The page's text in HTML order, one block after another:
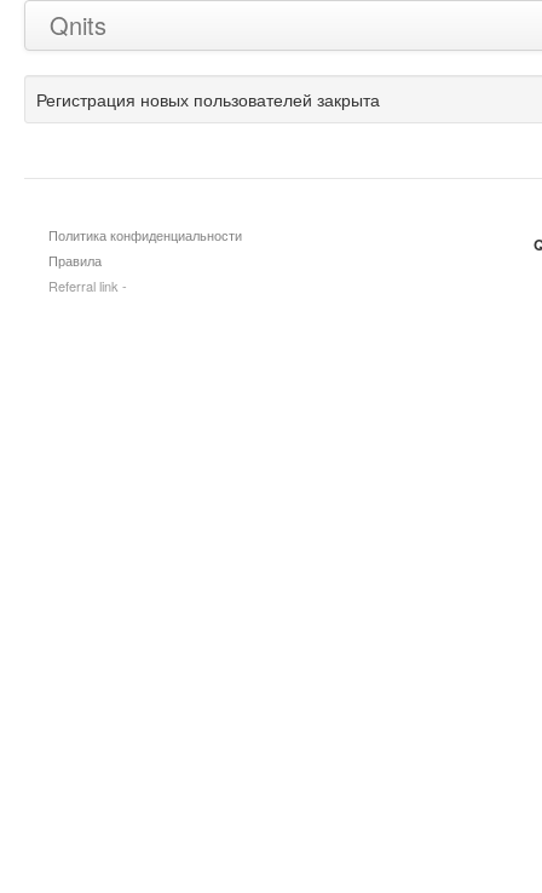
Qnits
Регистрация новых пользователей закрыта
Политика конфиденциальности
Правила
Referral link -